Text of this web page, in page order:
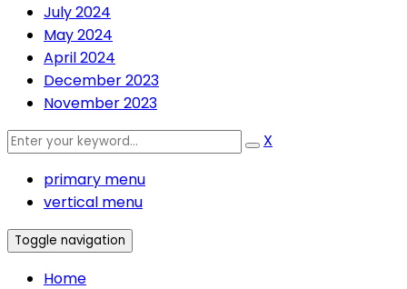
July 2024
May 2024
April 2024
December 2023
November 2023
X
primary menu
vertical menu
Toggle navigation
Home